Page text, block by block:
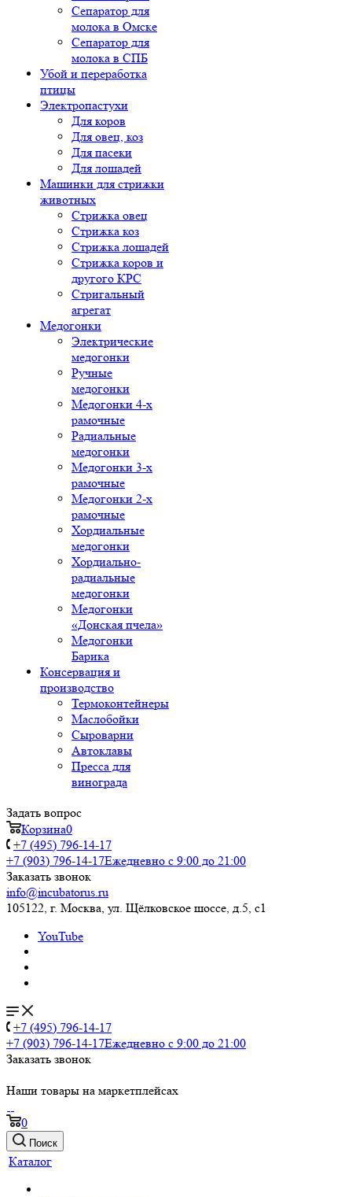
Сепаратор для
молока в Омске
Сепаратор для
молока в СПБ
Убой и переработка
птицы
Электропастухи
Для коров
Для овец, коз
Для пасеки
Для лошадей
Машинки для стрижки
животных
Стрижка овец
Стрижка коз
Стрижка лошадей
Стрижка коров и
другого КРС
Стригальный
агрегат
Медогонки
Электрические
медогонки
Ручные
медогонки
Медогонки 4-х
рамочные
Радиальные
медогонки
Медогонки 3-х
рамочные
Медогонки 2-х
рамочные
Хордиальные
медогонки
Хордиально-
радиальные
медогонки
Медогонки
«Донская пчела»
Медогонки
Барика
Консервация и
производство
Термоконтейнеры
Маслобойки
Сыроварни
Автоклавы
Пресса для
винограда
Задать вопрос
Корзина0
+7 (495) 796-14-17
+7 (903) 796-14-17Ежедневно с 9:00 до 21:00
Заказать звонок
info@incubatorus.ru
105122, г. Москва, ул. Щёлковское шоссе, д.5, с1
YouTube
+7 (495) 796-14-17
+7 (903) 796-14-17Ежедневно с 9:00 до 21:00
Заказать звонок
Наши товары на маркетплейсах
0
Поиск
Каталог